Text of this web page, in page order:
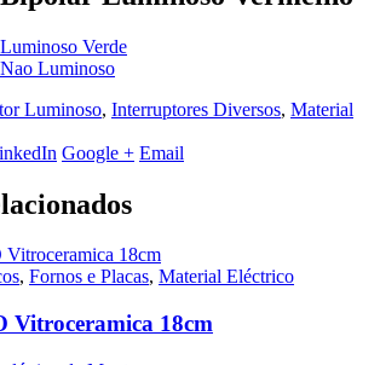
Verde
Luminoso
Luminoso, Interruptores Diversos, Material
Google + Email
, Fornos e Placas, Material Eléctrico
Vitroceramica 18cm